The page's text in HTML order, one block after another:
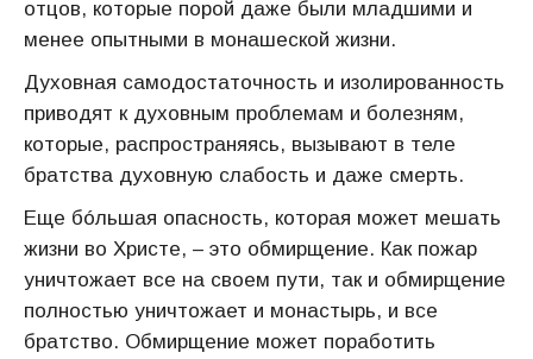
отцов, которые порой даже были младшими и
менее опытными в монашеской жизни.
Духовная самодостаточность и изолированность
приводят к духовным проблемам и болезням,
которые, распространяясь, вызывают в теле
братства духовную слабость и даже смерть.
Еще бóльшая опасность, которая может мешать
жизни во Христе, – это обмирщение. Как пожар
уничтожает все на своем пути, так и обмирщение
полностью уничтожает и монастырь, и все
братство. Обмирщение может поработить